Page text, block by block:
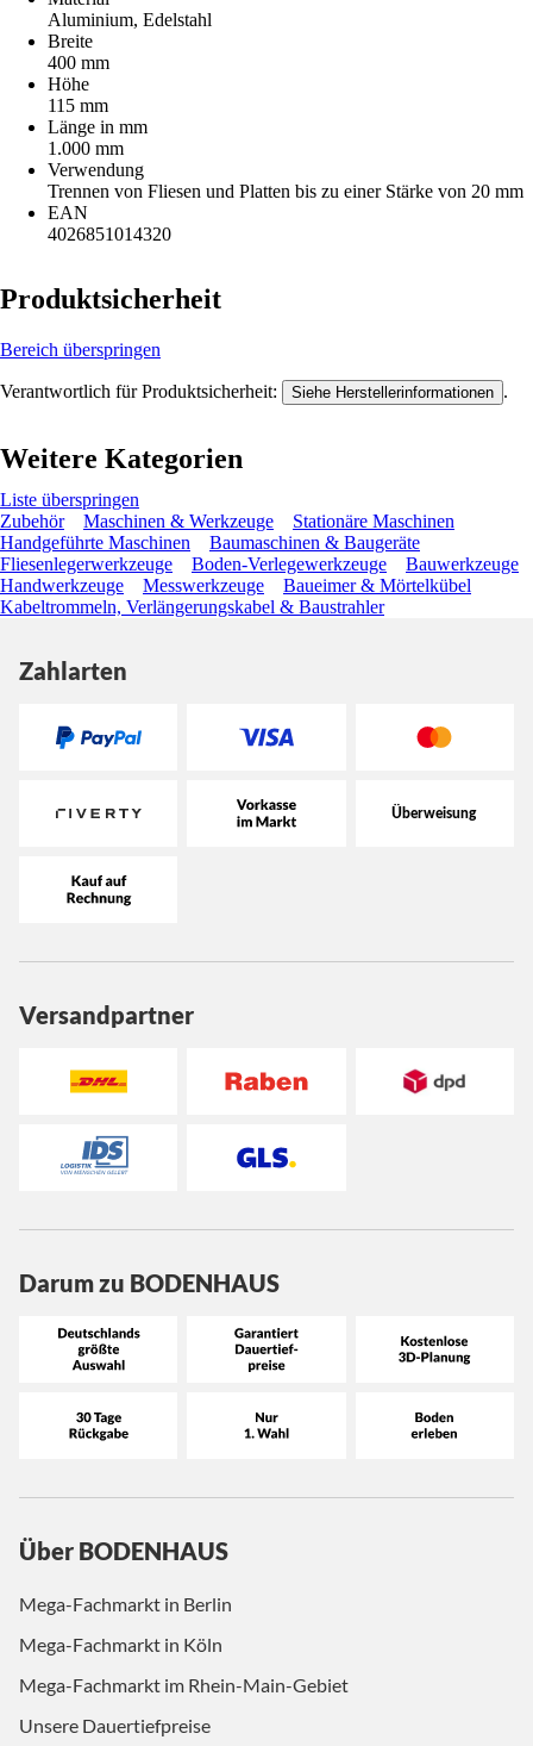
Aluminium, Edelstahl
Breite
400 mm
Höhe
115 mm
Länge in mm
1.000 mm
Verwendung
Trennen von Fliesen und Platten bis zu einer Stärke von 20 mm
EAN
4026851014320
Produktsicherheit
Bereich überspringen
Verantwortlich für Produktsicherheit: Siehe Herstellerinformationen .
Weitere Kategorien
Liste überspringen
Zubehör
Maschinen & Werkzeuge
Stationäre Maschinen
Handgeführte Maschinen
Baumaschinen & Baugeräte
Fliesenlegerwerkzeuge
Boden-Verlegewerkzeuge
Bauwerkzeuge
Handwerkzeuge
Messwerkzeuge
Baueimer & Mörtelkübel
Kabeltrommeln, Verlängerungskabel & Baustrahler
Zahlarten
Versandpartner
Darum zu BODENHAUS
Über BODENHAUS
Mega-Fachmarkt in Berlin
Mega-Fachmarkt in Köln
Mega-Fachmarkt im Rhein-Main-Gebiet
Unsere Dauertiefpreise